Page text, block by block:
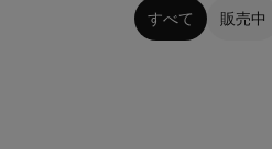
すべて 販売中